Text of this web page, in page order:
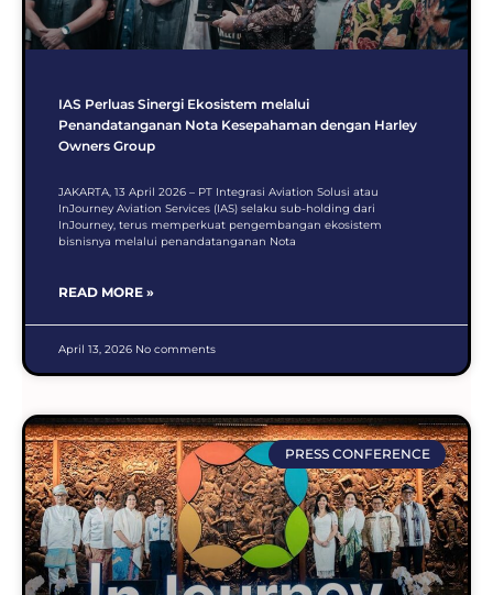
IAS Perluas Sinergi Ekosistem melalui
Penandatanganan Nota Kesepahaman dengan Harley
Owners Group
JAKARTA, 13 April 2026 – PT Integrasi Aviation Solusi atau
InJourney Aviation Services (IAS) selaku sub-holding dari
InJourney, terus memperkuat pengembangan ekosistem
bisnisnya melalui penandatanganan Nota
READ MORE »
April 13, 2026 No comments
PRESS CONFERENCE